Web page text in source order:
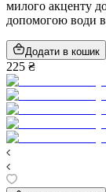
милого акценту
допомогою води
Додати в кошик
225 ₴